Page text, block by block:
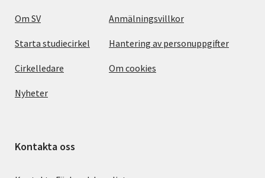
Om SV
Starta studiecirkel
Cirkelledare
Nyheter
Anmälningsvillkor
Hantering av personuppgifter
Om cookies
Kontakta oss